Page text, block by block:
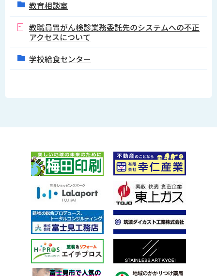
教育相談室
教職員胃がん検診業務委託先のシステムへの不正
アクセスについて
学校給食センター